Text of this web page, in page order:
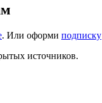
. Или оформи подписку
источников.